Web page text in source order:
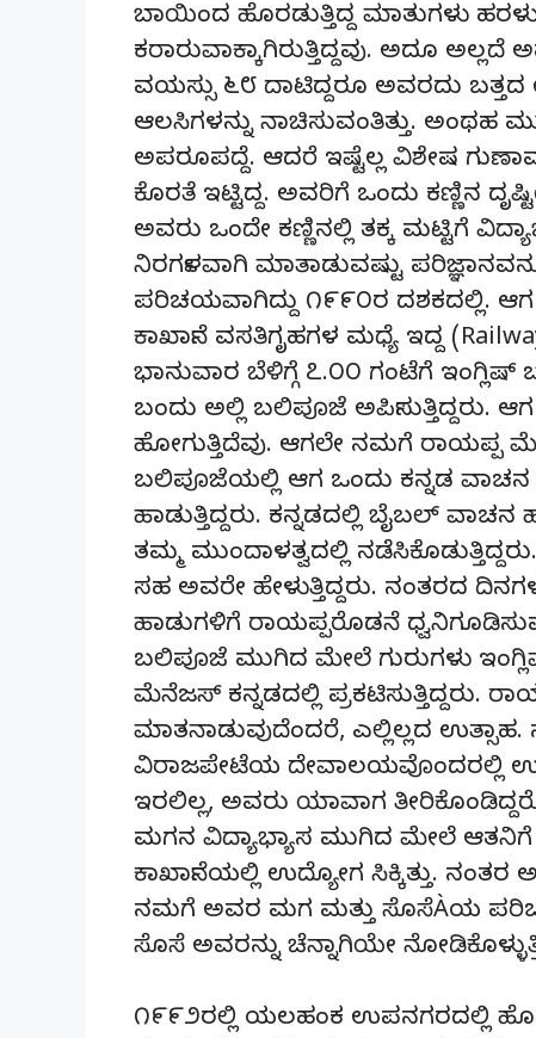
ಬಾಯಿಂದ ಹೊರಡುತ್ತಿದ್ದ ಮಾತುಗಳು ಹರಳು
ಕರಾರುವಾಕ್ಕಾಗಿರುತ್ತಿದ್ದವು. ಅದೂ
ವಯಸ್ಸು ೬೮ ದಾಟಿದ್ದರೂ ಅವರದು
ಆಲಸಿಗಳನ್ನು ನಾಚಿಸುವಂತಿತ್ತು. ಅಂಥಹ
ಅಪರೂಪದ್ದೆ. ಆದರೆ ಇಷ್ಟೆಲ್ಲ ವಿಶೇಷ
ಕೊರತೆ ಇಟ್ಟಿದ್ದ. ಅವರಿಗೆ ಒಂದು ಕಣ್ಣಿನ
ಅವರು ಒಂದೇ ಕಣ್ಣಿನಲ್ಲಿ ತಕ್ಕ ಮಟ್ಟಿಗೆ
ನಿರರ್ಗಳವಾಗಿ ಮಾತಾಡುವಷ್ಟು
ಪರಿಚಯವಾಗಿದ್ದು ೧೯೯೦ರ ದಶಕದಲ್ಲಿ. ಆಗ
ಕಾರ್ಖಾನೆ ವಸತಿಗೃಹಗಳ ಮಧ್ಯೆ ಇದ್ದ
ಭಾನುವಾರ ಬೆಳಿಗ್ಗೆ ೭.೦೦ ಗಂಟೆಗೆ ಇಂಗ್ಲಿಷ್
ಬಂದು ಅಲ್ಲಿ ಬಲಿಪೂಜೆ ಅರ್ಪಿಸುತ್ತಿದ್ದರು.
ಹೋಗುತ್ತಿದೆವು. ಆಗಲೇ ನಮಗೆ ರಾಯಪ್ಪ
ಬಲಿಪೂಜೆಯಲ್ಲಿ ಆಗ ಒಂದು ಕನ್ನಡ ವಾಚನ
ಹಾಡುತ್ತಿದ್ದರು. ಕನ್ನಡದಲ್ಲಿ ಬೈಬಲ್
ತಮ್ಮ ಮುಂದಾಳತ್ವದಲ್ಲಿ
ಸಹ ಅವರೇ ಹೇಳುತ್ತಿದ್ದರು. ನಂತರದ
ಹಾಡುಗಳಿಗೆ ರಾಯಪ್ಪರೊಡನೆ
ಬಲಿಪೂಜೆ ಮುಗಿದ ಮೇಲೆ ಗುರುಗಳು
ಮೆನೆಜಸ್ ಕನ್ನಡದಲ್ಲಿ ಪ್ರಕಟಿಸುತ್ತಿದ್ದರು.
ಮಾತನಾಡುವುದೆಂದರೆ, ಎಲ್ಲಿಲ್ಲದ
ವಿರಾಜಪೇಟೆಯ ದೇವಾಲಯವೊಂದರಲ್ಲಿ
ಇರಲಿಲ್ಲ, ಅವರು ಯಾವಾಗ
ಮಗನ ವಿದ್ಯಾಭ್ಯಾಸ ಮುಗಿದ ಮೇಲೆ ಆತನಿಗೆ
ಕಾರ್ಖಾನೆಯಲ್ಲಿ ಉದ್ಯೋಗ ಸಿಕ್ಕಿತ್ತು. ನಂತರ
ನಮಗೆ ಅವರ ಮಗ ಮತ್ತು ಸೊಸೆÀಯ
ಸೊಸೆ ಅವರನ್ನು ಚೆನ್ನಾಗಿಯೇ
೧೯೯೨ರಲ್ಲಿ ಯಲಹಂಕ ಉಪನಗರದಲ್ಲಿ